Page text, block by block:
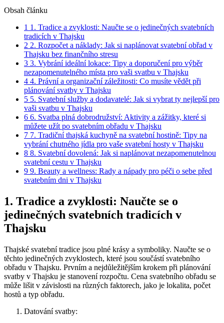
Obsah článku
1 1. Tradice a zvyklosti: Naučte se o jedinečných svatebních
tradicích v Thajsku
2 2. Rozpočet a náklady: Jak si naplánovat svatební obřad v
Thajsku bez finančního stresu
3 3. Vybrání ideální lokace: Tipy a doporučení pro výběr
nezapomenutelného místa pro vaši svatbu v Thajsku
4 4. Právní a organizační záležitosti: Co musíte vědět při
plánování svatby v Thajsku
5 5. Svatební služby a dodavatelé: Jak si vybrat ty nejlepší pro
vaši svatbu v Thajsku
6 6. Svatba plná dobrodružství: Aktivity a zážitky, které si
můžete užít po svatebním obřadu v Thajsku
7 7. Tradiční thajská kuchyně na svatební hostině: Tipy na
vybrání chutného jídla pro vaše svatební hosty v Thajsku
8 8. Svatební dovolená: Jak si naplánovat nezapomenutelnou
svatební cestu v Thajsku
9 9. Beauty a wellness: Rady a nápady pro péči o sebe před
svatebním dni v Thajsku
1. Tradice a zvyklosti: Naučte se o
jedinečných svatebních tradicích v
Thajsku
Thajské svatební tradice jsou plné krásy a symboliky. Naučte se o
těchto jedinečných zvyklostech, které jsou součástí svatebního
obřadu v Thajsku. Prvním a nejdůležitějším krokem při plánování
svatby v Thajsku je stanovení rozpočtu. Cena svatebního obřadu se
může lišit v závislosti na různých faktorech, jako je lokalita, počet
hostů a typ obřadu.
Datování svatby: